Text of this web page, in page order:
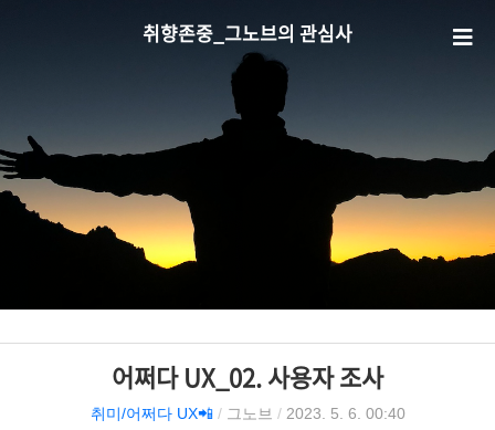
취향존중_그노브의 관심사
어쩌다 UX_02. 사용자 조사
취미/어쩌다 UX📲 / 그노브 / 2023. 5. 6. 00:40